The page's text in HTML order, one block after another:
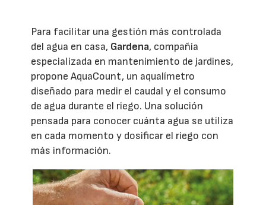
Para facilitar una gestión más controlada
del agua en casa, Gardena, compañía
especializada en mantenimiento de jardines,
propone AquaCount, un aqualímetro
diseñado para medir el caudal y el consumo
de agua durante el riego. Una solución
pensada para conocer cuánta agua se utiliza
en cada momento y dosificar el riego con
más información.